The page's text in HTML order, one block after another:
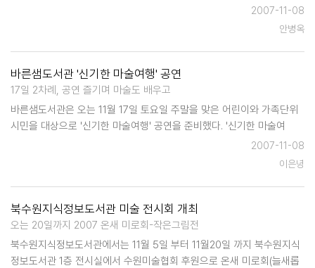
장애청소년들에게 아름다운 여행의 추억을 만들어주고, 부모와의 유대관
계를 돈독히 하며, 사회적응능력을 키워나가기 위해 마련된 '기차와 함께
2007-11-08
안병옥
바른샘도서관 '신기한 마술여행' 공연
17일 2차례, 공연 즐기며 마술도 배우고
바른샘도서관은 오는 11월 17일 토요일 주말을 맞은 어린이와 가족단위
시민을 대상으로 '신기한 마술여행' 공연을 준비했다. '신기한 마술여
행'은 전문마술사의 공연으로 어린이들과 가족이 함께 즐기고 체험할 수
있도록 공연과 함께 마술 배워보기 시간을 함께 진행한다. 공연은 2회로
2007-11-08
이은녕
북수원지식정보도서관 미술 전시회 개최
오는 20일까지 2007 온새 미로회-작은그림전
북수원지식정보도서관에서는 11월 5일 부터 11월20일 까지 북수원지식
정보도서관 1층 전시실에서 수원미술협회 후원으로 온새 미로회(늘새롭